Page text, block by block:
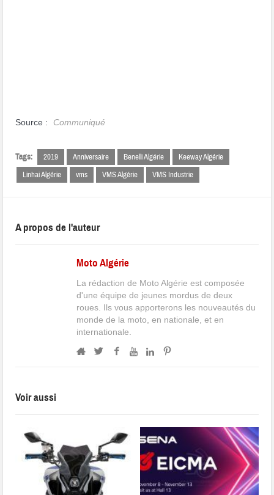
Source : Communiqué
Tags: 2019 Anniversaire Benelli Algérie
Keeway Algérie
Linhai Algérie
vms VMS Algérie VMS Industrie
A propos de l'auteur
Moto Algérie
La rédaction de Moto Algérie est composée
d'une équipe de jeunes mordus de deux
roues. Ils vous apporterons les nouveautés du
monde de la moto, en nationale, et en
internationale.
Voir aussi